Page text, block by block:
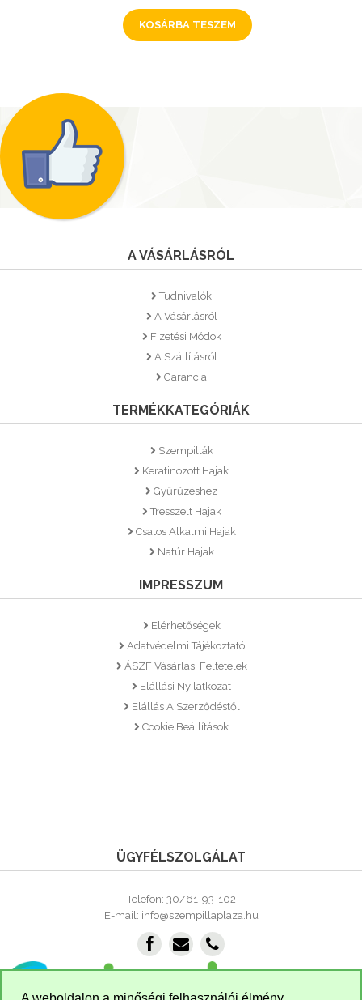
A VÁSÁRLÁSRÓL
Tudnivalók
A Vásárlásról
Fizetési Módok
A Szállításról
Garancia
TERMÉKKATEGÓRIÁK
Szempillák
Keratinozott Hajak
Gyűrűzéshez
Tresszelt Hajak
Csatos Alkalmi Hajak
Natúr Hajak
IMPRESSZUM
Elérhetőségek
Adatvédelmi Tájékoztató
ÁSZF Vásárlási Feltételek
Elállási Nyilatkozat
Elállás A Szerződéstől
Cookie Beállítások
ÜGYFÉLSZOLGÁLAT
Telefon: 30/61-93-102
E-mail: info@szempillaplaza.hu